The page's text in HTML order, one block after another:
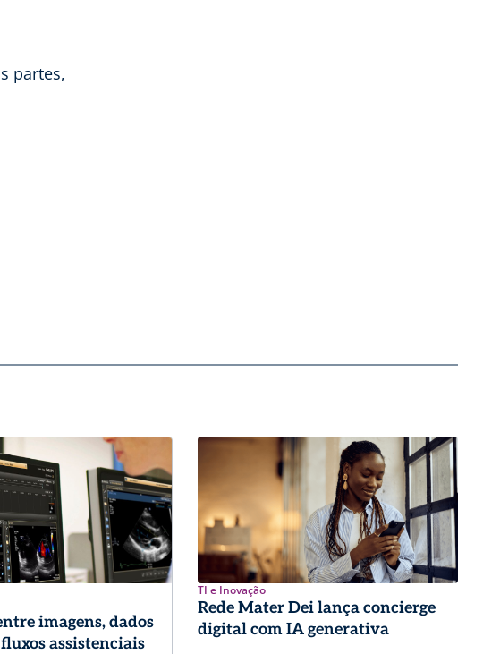
partes,
imagens, dados
assistenciais
TI e Inovação
Rede Mater Dei lança concierge
digital com IA generativa